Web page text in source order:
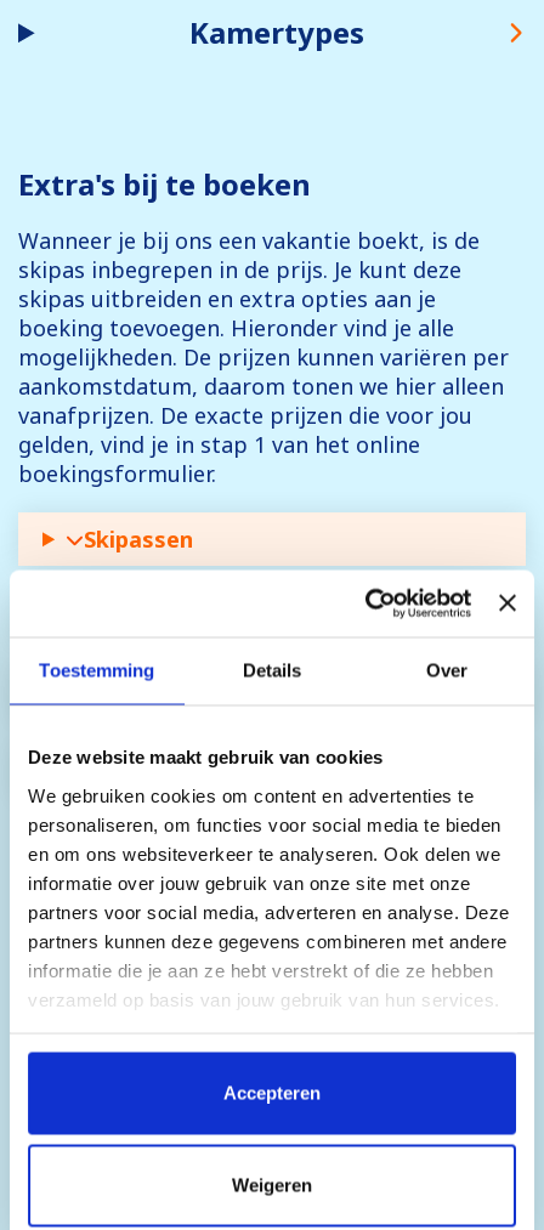
Toestemming Details Over
Deze website maakt gebruik van cookies
We gebruiken cookies om content en advertenties te
personaliseren, om functies voor social media te bieden
en om ons websiteverkeer te analyseren. Ook delen we
informatie over jouw gebruik van onze site met onze
partners voor social media, adverteren en analyse. Deze
partners kunnen deze gegevens combineren met andere
informatie die je aan ze hebt verstrekt of die ze hebben
verzameld op basis van jouw gebruik van hun services.
Door op 'Accepteren' te klikken, stem je in met het
plaatsen van alle cookies. Klik op 'Details' voor een
cookies je wilt toestaan. Je kunt je voorkeuren op elk
moment wijzigen of je toestemming intrekken.
Accepteren
Weigeren
Kamertypes
Extra's bij te boeken
Wanneer je bij ons een vakantie boekt, is de
skipas inbegrepen in de prijs. Je kunt deze
skipas uitbreiden en extra opties aan je
boeking toevoegen. Hieronder vind je alle
mogelijkheden. De prijzen kunnen variëren per
aankomstdatum, daarom tonen we hier alleen
vanafprijzen. De exacte prijzen die voor jou
gelden, vind je in stap 1 van het online
boekingsformulier.
Skipassen
Busvervoer